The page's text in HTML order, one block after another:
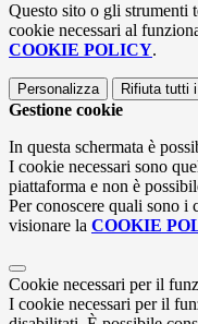
Questo sito o gli strumenti
cookie necessari al
COOKIE POLICY.
Personalizza Rifiuta tutti
Gestione cookie
In questa schermata è
I cookie necessari sono
piattaforma e non è
Per conoscere quali sono i
visionare la COOKIE
Cookie necessari per il
I cookie necessari per il